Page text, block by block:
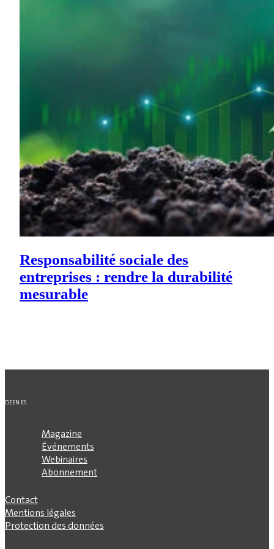
Responsabilité sociale des
entreprises : rendre la durabilité
mesurable
DEEN ES
Magazine
Événements
Webinaires
Abonnement
Contact
Mentions légales
Protection des données